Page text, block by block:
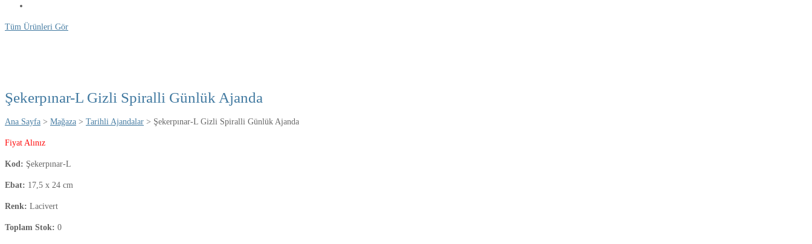
Tüm Ürünleri Gör
Şekerpınar-L Gizli Spiralli Günlük Ajanda
Ana Sayfa > Mağaza > Tarihli Ajandalar > Şekerpınar-L Gizli Spiralli Günlük Ajanda
Fiyat Alınız
Kod: Şekerpınar-L
Ebat: 17,5 x 24 cm
Renk: Lacivert
Toplam Stok: 0